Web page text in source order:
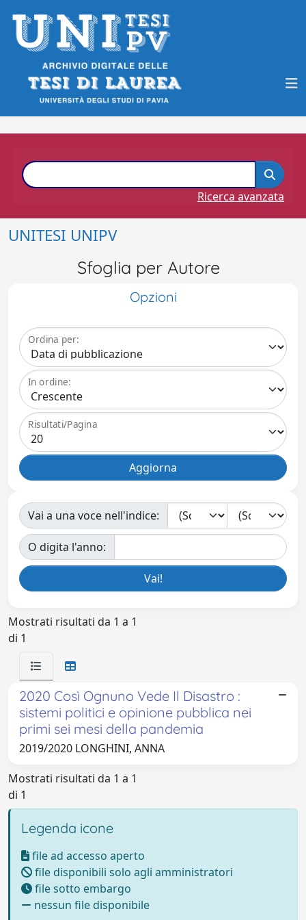
Ricerca avanzata
UNITESI UNIPV
Sfoglia per Autore
Opzioni
Ordina per:
In ordine:
Risultati/Pagina
Vai a una voce nell'indice:
O digita l'anno:
Mostrati risultati da 1 a 1
di 1
2020 Così Ognuno Vede Il Disastro :
sistemi politici e opinione pubblica nei
primi sei mesi della pandemia
2019/2020 LONGHINI, ANNA
Mostrati risultati da 1 a 1
di 1
Legenda icone
file ad accesso aperto
file disponibili solo agli amministratori
file sotto embargo
nessun file disponibile